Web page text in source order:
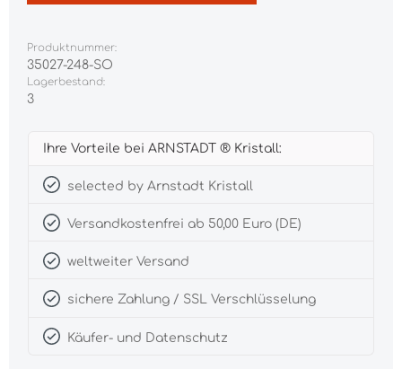
Produktnummer:
35027-248-SO
Lagerbestand:
3
Ihre Vorteile bei ARNSTADT ® Kristall:
selected by Arnstadt Kristall
Versandkostenfrei ab 50,00 Euro (DE)
weltweiter Versand
sichere Zahlung / SSL Verschlüsselung
Käufer- und Datenschutz